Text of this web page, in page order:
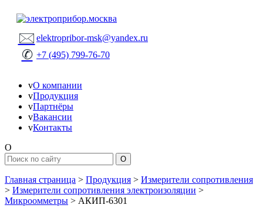
🖂 elektropribor-msk@yandex.ru
✆ +7 (495) 799-76-70
vО компании
vПродукция
vПартнёры
vВакансии
vКонтакты
O
Главная страница > Продукция > Измерители сопротивления
> Измерители сопротивления электроизоляции >
Микроомметры > АКИП-6301